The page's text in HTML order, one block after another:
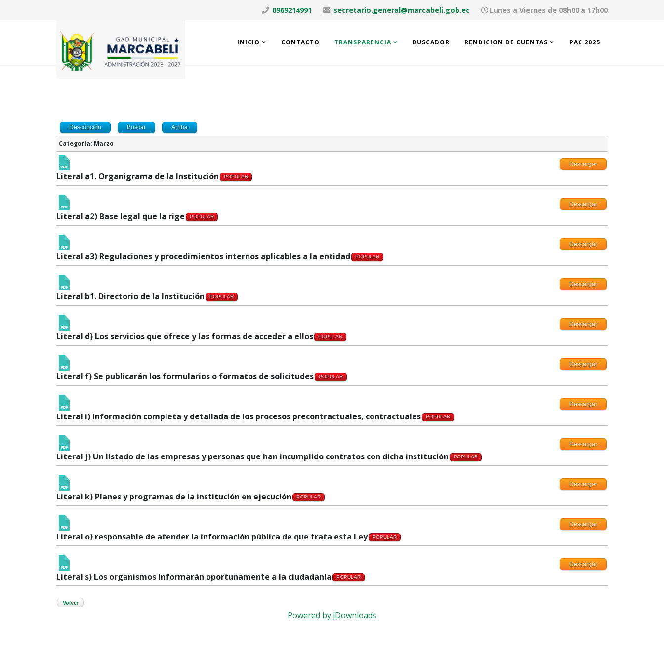
0969214991 secretario.general@marcabeli.gob.ec Lunes a Viernes de 08h00 a 17h00
INICIO CONTACTO TRANSPARENCIA BUSCADOR RENDICION DE CUENTAS PAC 2025
Descripción Buscar Arriba
Categoría: Marzo
Literal a1. Organigrama de la Institución POPULAR
Descargar
Literal a2) Base legal que la rige POPULAR
Descargar
Literal a3) Regulaciones y procedimientos internos aplicables a la entidad POPULAR
Descargar
Literal b1. Directorio de la Institución POPULAR
Descargar
Literal d) Los servicios que ofrece y las formas de acceder a ellos POPULAR
Descargar
Literal f) Se publicarán los formularios o formatos de solicitudes POPULAR
Descargar
Literal i) Información completa y detallada de los procesos precontractuales, contractuales POPULAR
Descargar
Literal j) Un listado de las empresas y personas que han incumplido contratos con dicha institución POPULAR
Descargar
Literal k) Planes y programas de la institución en ejecución POPULAR
Descargar
Literal o) responsable de atender la información pública de que trata esta Ley POPULAR
Descargar
Literal s) Los organismos informarán oportunamente a la ciudadanía POPULAR
Descargar
Volver
Powered by jDownloads